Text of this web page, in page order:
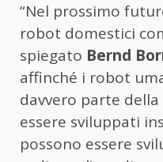
“Nel prossimo
robot domestici
spiegato Bernd
affinché i robot
davvero parte
essere sviluppati
possono essere